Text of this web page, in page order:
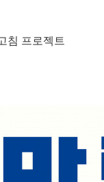
침 프로젝트